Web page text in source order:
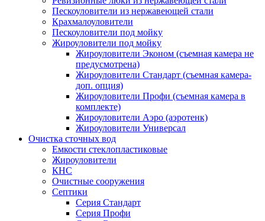
Пескоуловители из нержавеющей стали
Крахмалоуловители
Пескоуловители под мойку
Жироуловители под мойку
Жироуловители Эконом (съемная камера не
предусмотрена)
Жироуловители Стандарт (съемная камера-
доп. опция)
Жироуловители Профи (съемная камера в
комплекте)
Жироуловители Аэро (аэротенк)
Жироуловители Универсал
Очистка сточных вод
Емкости стеклопластиковые
Жироуловители
КНС
Очистные сооружения
Септики
Серия Стандарт
Серия Профи